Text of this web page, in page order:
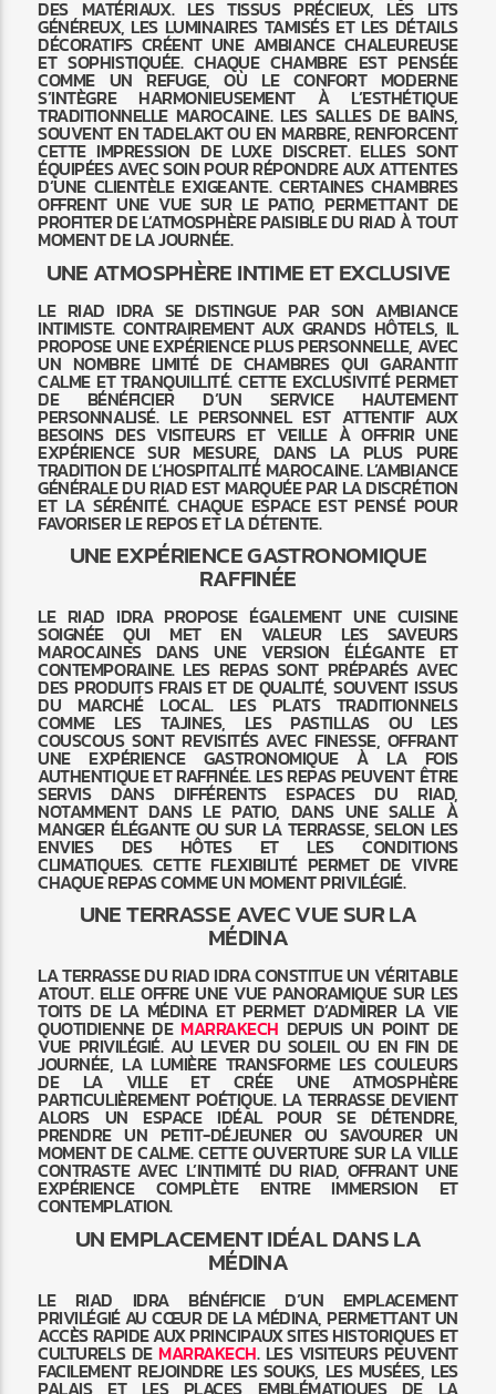
DES MATÉRIAUX. LES TISSUS PRÉCIEUX, LES LITS
GÉNÉREUX, LES LUMINAIRES TAMISÉS ET LES DÉTAILS
DÉCORATIFS CRÉENT UNE AMBIANCE CHALEUREUSE
ET SOPHISTIQUÉE. CHAQUE CHAMBRE EST PENSÉE
COMME UN REFUGE, OÙ LE CONFORT MODERNE
S’INTÈGRE HARMONIEUSEMENT À L’ESTHÉTIQUE
TRADITIONNELLE MAROCAINE. LES SALLES DE BAINS,
SOUVENT EN TADELAKT OU EN MARBRE, RENFORCENT
CETTE IMPRESSION DE LUXE DISCRET. ELLES SONT
ÉQUIPÉES AVEC SOIN POUR RÉPONDRE AUX ATTENTES
D’UNE CLIENTÈLE EXIGEANTE. CERTAINES CHAMBRES
OFFRENT UNE VUE SUR LE PATIO, PERMETTANT DE
PROFITER DE L’ATMOSPHÈRE PAISIBLE DU RIAD À TOUT
MOMENT DE LA JOURNÉE.
UNE ATMOSPHÈRE INTIME ET EXCLUSIVE
LE RIAD IDRA SE DISTINGUE PAR SON AMBIANCE
INTIMISTE. CONTRAIREMENT AUX GRANDS HÔTELS, IL
PROPOSE UNE EXPÉRIENCE PLUS PERSONNELLE, AVEC
UN NOMBRE LIMITÉ DE CHAMBRES QUI GARANTIT
CALME ET TRANQUILLITÉ. CETTE EXCLUSIVITÉ PERMET
DE BÉNÉFICIER D’UN SERVICE HAUTEMENT
PERSONNALISÉ. LE PERSONNEL EST ATTENTIF AUX
BESOINS DES VISITEURS ET VEILLE À OFFRIR UNE
EXPÉRIENCE SUR MESURE, DANS LA PLUS PURE
TRADITION DE L’HOSPITALITÉ MAROCAINE. L’AMBIANCE
GÉNÉRALE DU RIAD EST MARQUÉE PAR LA DISCRÉTION
ET LA SÉRÉNITÉ. CHAQUE ESPACE EST PENSÉ POUR
FAVORISER LE REPOS ET LA DÉTENTE.
UNE EXPÉRIENCE GASTRONOMIQUE
RAFFINÉE
LE RIAD IDRA PROPOSE ÉGALEMENT UNE CUISINE
SOIGNÉE QUI MET EN VALEUR LES SAVEURS
MAROCAINES DANS UNE VERSION ÉLÉGANTE ET
CONTEMPORAINE. LES REPAS SONT PRÉPARÉS AVEC
DES PRODUITS FRAIS ET DE QUALITÉ, SOUVENT ISSUS
DU MARCHÉ LOCAL. LES PLATS TRADITIONNELS
COMME LES TAJINES, LES PASTILLAS OU LES
COUSCOUS SONT REVISITÉS AVEC FINESSE, OFFRANT
UNE EXPÉRIENCE GASTRONOMIQUE À LA FOIS
AUTHENTIQUE ET RAFFINÉE. LES REPAS PEUVENT ÊTRE
SERVIS DANS DIFFÉRENTS ESPACES DU RIAD,
NOTAMMENT DANS LE PATIO, DANS UNE SALLE À
MANGER ÉLÉGANTE OU SUR LA TERRASSE, SELON LES
ENVIES DES HÔTES ET LES CONDITIONS
CLIMATIQUES. CETTE FLEXIBILITÉ PERMET DE VIVRE
CHAQUE REPAS COMME UN MOMENT PRIVILÉGIÉ.
UNE TERRASSE AVEC VUE SUR LA
MÉDINA
LA TERRASSE DU RIAD IDRA CONSTITUE UN VÉRITABLE
ATOUT. ELLE OFFRE UNE VUE PANORAMIQUE SUR LES
TOITS DE LA MÉDINA ET PERMET D’ADMIRER LA VIE
QUOTIDIENNE DEMARRAKECH DEPUIS UN POINT DE
VUE PRIVILÉGIÉ. AU LEVER DU SOLEIL OU EN FIN DE
JOURNÉE, LA LUMIÈRE TRANSFORME LES COULEURS
DE LA VILLE ET CRÉE UNE ATMOSPHÈRE
PARTICULIÈREMENT POÉTIQUE. LA TERRASSE DEVIENT
ALORS UN ESPACE IDÉAL POUR SE DÉTENDRE,
PRENDRE UN PETIT-DÉJEUNER OU SAVOURER UN
MOMENT DE CALME. CETTE OUVERTURE SUR LA VILLE
CONTRASTE AVEC L’INTIMITÉ DU RIAD, OFFRANT UNE
EXPÉRIENCE COMPLÈTE ENTRE IMMERSION ET
CONTEMPLATION.
UN EMPLACEMENT IDÉAL DANS LA
MÉDINA
LE RIAD IDRA BÉNÉFICIE D’UN EMPLACEMENT
PRIVILÉGIÉ AU CŒUR DE LA MÉDINA, PERMETTANT UN
ACCÈS RAPIDE AUX PRINCIPAUX SITES HISTORIQUES ET
CULTURELS DEMARRAKECH. LES VISITEURS PEUVENT
FACILEMENT REJOINDRE LES SOUKS, LES MUSÉES, LES
PALAIS ET LES PLACES EMBLÉMATIQUES DE LA